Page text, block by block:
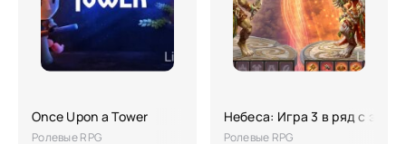
Once Upon a Tower
Ролевые RPG
Небеса: Игра 3 в ряд с
Ролевые RPG